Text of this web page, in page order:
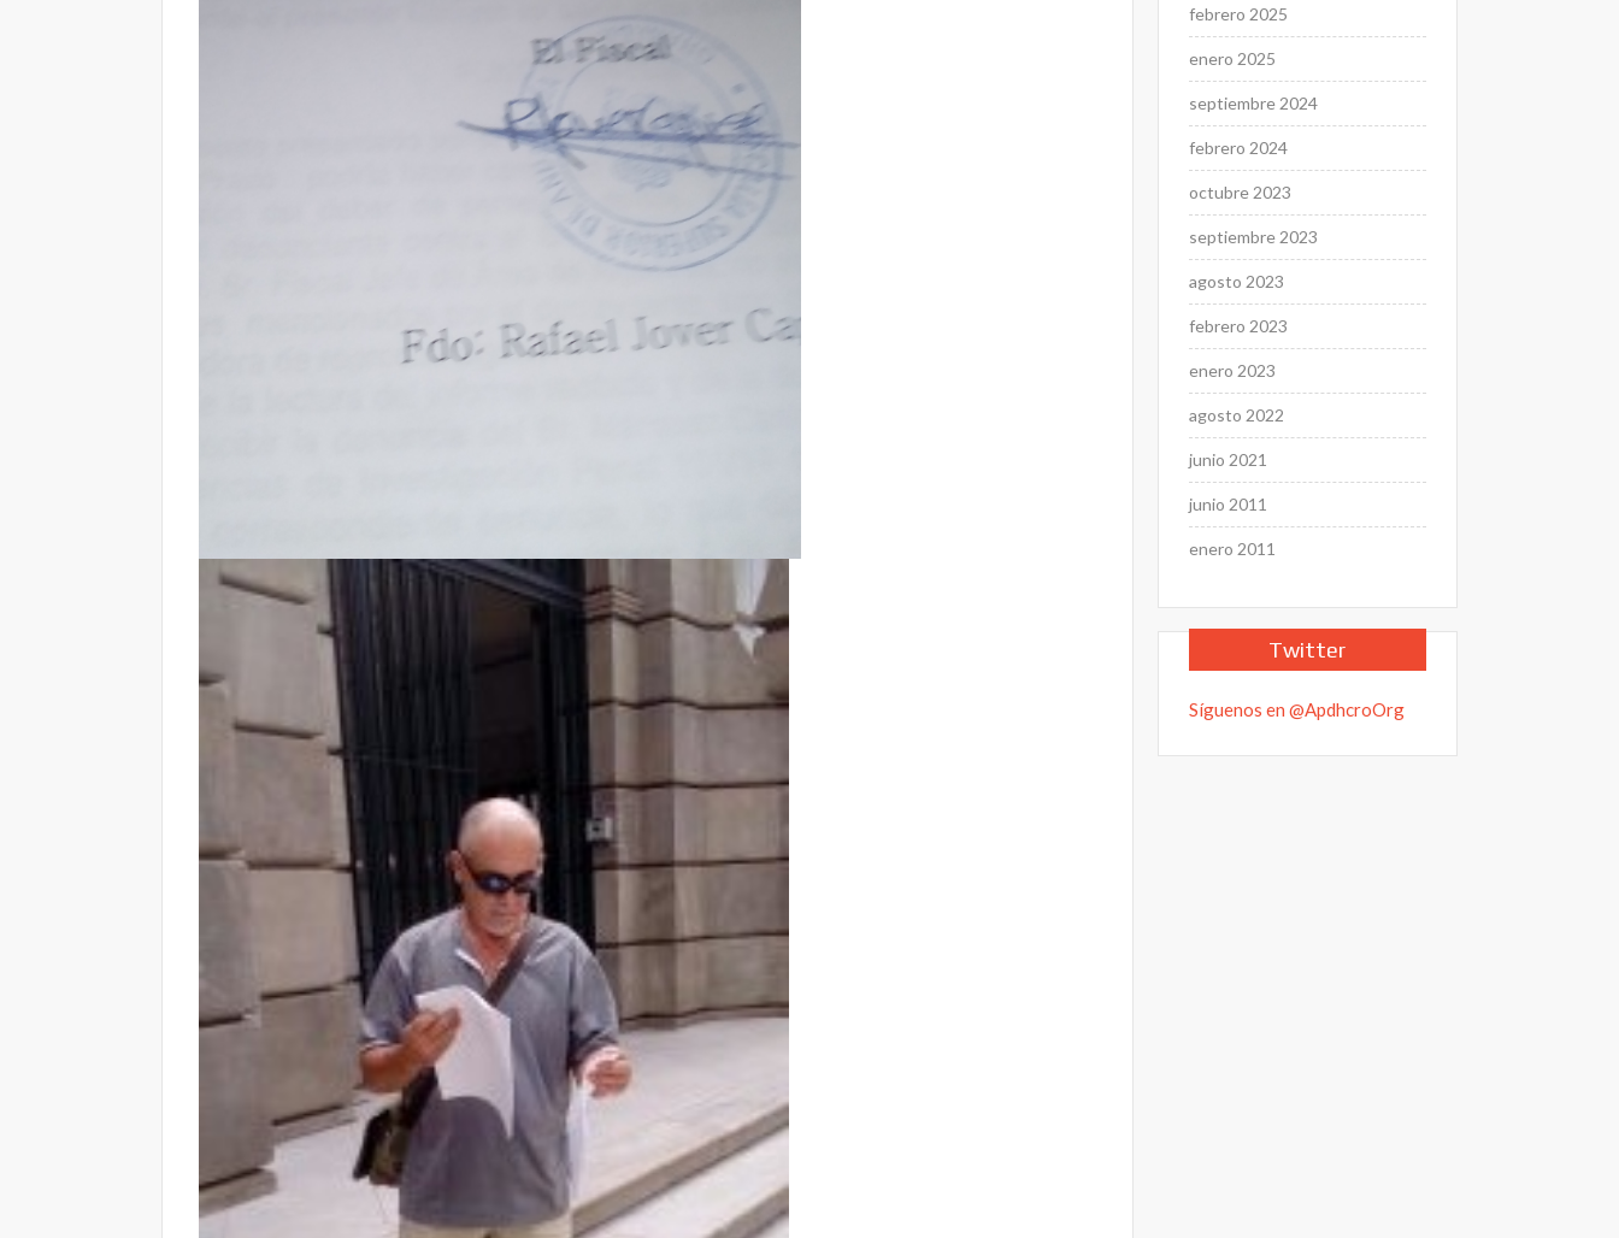
febrero 2025
enero 2025
septiembre 2024
febrero 2024
octubre 2023
septiembre 2023
agosto 2023
febrero 2023
enero 2023
agosto 2022
junio 2021
junio 2011
enero 2011
Twitter
Síguenos en @ApdhcroOrg